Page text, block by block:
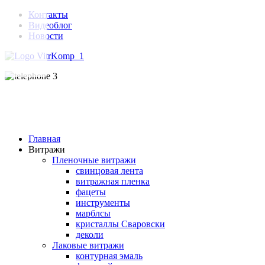
Контакты
Видеоблог
Новости
Главная
Витражи
Пленочные витражи
свинцовая лента
витражная пленка
фацеты
инструменты
марблсы
кристаллы Сваровски
деколи
Лаковые витражи
контурная эмаль